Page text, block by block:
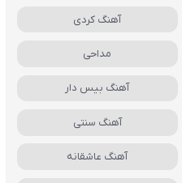
آهنگ کردی
مداحی
آهنگ بیس دار
آهنگ سنتی
آهنگ عاشقانه